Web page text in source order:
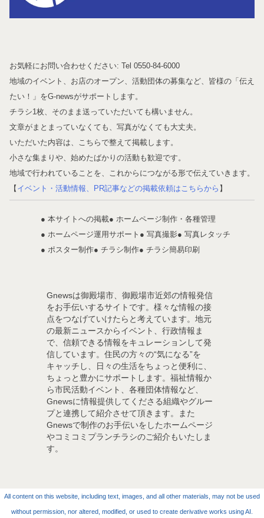
お気軽にお問い合わせください: Tel 0550-84-6000
地域のイベント、お店のオープン、活動団体の募集など、皆様の「伝え
たい！」をG-newsがサポートします。
チラシ1枚、そのまま送っていただいても構いません。
文章がまとまっていなくても、写真がなくても大丈夫。
いただいた内容は、こちらで整えて掲載します。
小さな集まりや、始めたばかりの活動も歓迎です。
地域で行われていることを、これからにつながる形で伝えていきます。
【 イベント・活動情報、PR記事などの掲載依頼はこちらから 】
● 本サイトへの掲載● ホームページ制作・各種管理
● ホームページ運用サポート ● 写真撮影● 写真レタッチ
● ポスター制作● チラシ制作● チラシ簡易印刷
Gnewsは御殿場市、御殿場市近郊の情報発信
をお手伝いするサイトです。様々な情報の接
点をつなげていけたらと考えています。地元
の最新ニュースからイベント、行政情報ま
で、信頼できる情報をキュレーションして発
信しています。住民の方々の“気になる”を
キャッチし、日々の生活をちょっと便利に、
ちょっと豊かにサポートします。福祉情報か
ら市民活動イベント、各種団体情報など、
Gnewsに情報提供してくださる組織やグルー
プと連携して紹介させて頂きます。また
Gnewsで制作のお手伝いをしたホームページ
やコミコミプランチラシのご紹介もいたしま
す。
All content on this website, including text, images, and all other materials, may not be used
without permission, nor altered, modified, or used to create derivative works using AI.